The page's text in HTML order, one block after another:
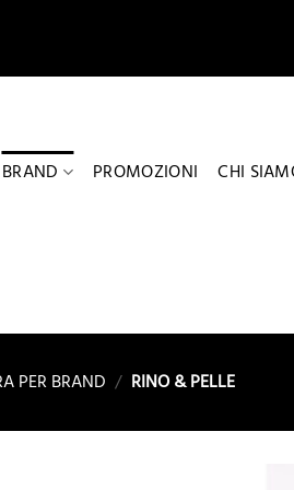
BRAND PROMOZIONI CHI
PER BRAND / RINO & PELLE